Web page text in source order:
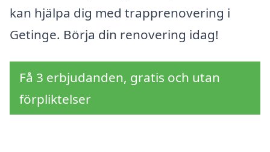
kan hjälpa dig med trapprenovering i
Getinge. Börja din renovering idag!
Få 3 erbjudanden, gratis och utan
förpliktelser